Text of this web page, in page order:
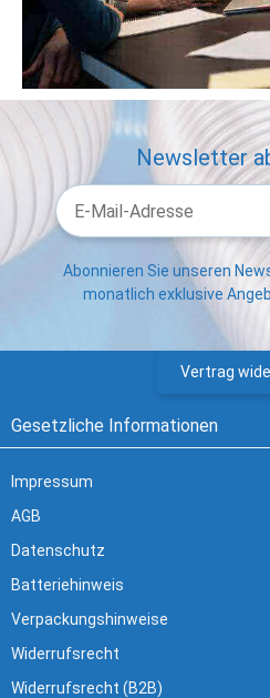
Newsletter
Abonnieren Sie unseren
monatlich exklusive
Vertrag
Gesetzliche Informationen
Impressum
AGB
Datenschutz
Batteriehinweis
Verpackungshinweise
Widerrufsrecht
Widerrufsrecht (B2B)